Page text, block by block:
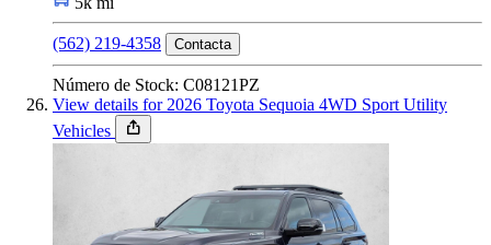
(562) 219-4358 Contacta
Número de Stock: C08121PZ
View details for 2026 Toyota Sequoia 4WD Sport Utility
Vehicles